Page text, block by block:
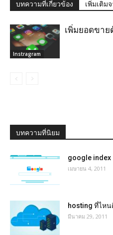
บทความที่เกี่ยวข้อง เพิ่มเติม
Instragram
เพิ่มยอดขาย
บทความที่นิยม
google index
เมษายน 4, 2011
hosting ที่ไหน
มีนาคม 29, 2011